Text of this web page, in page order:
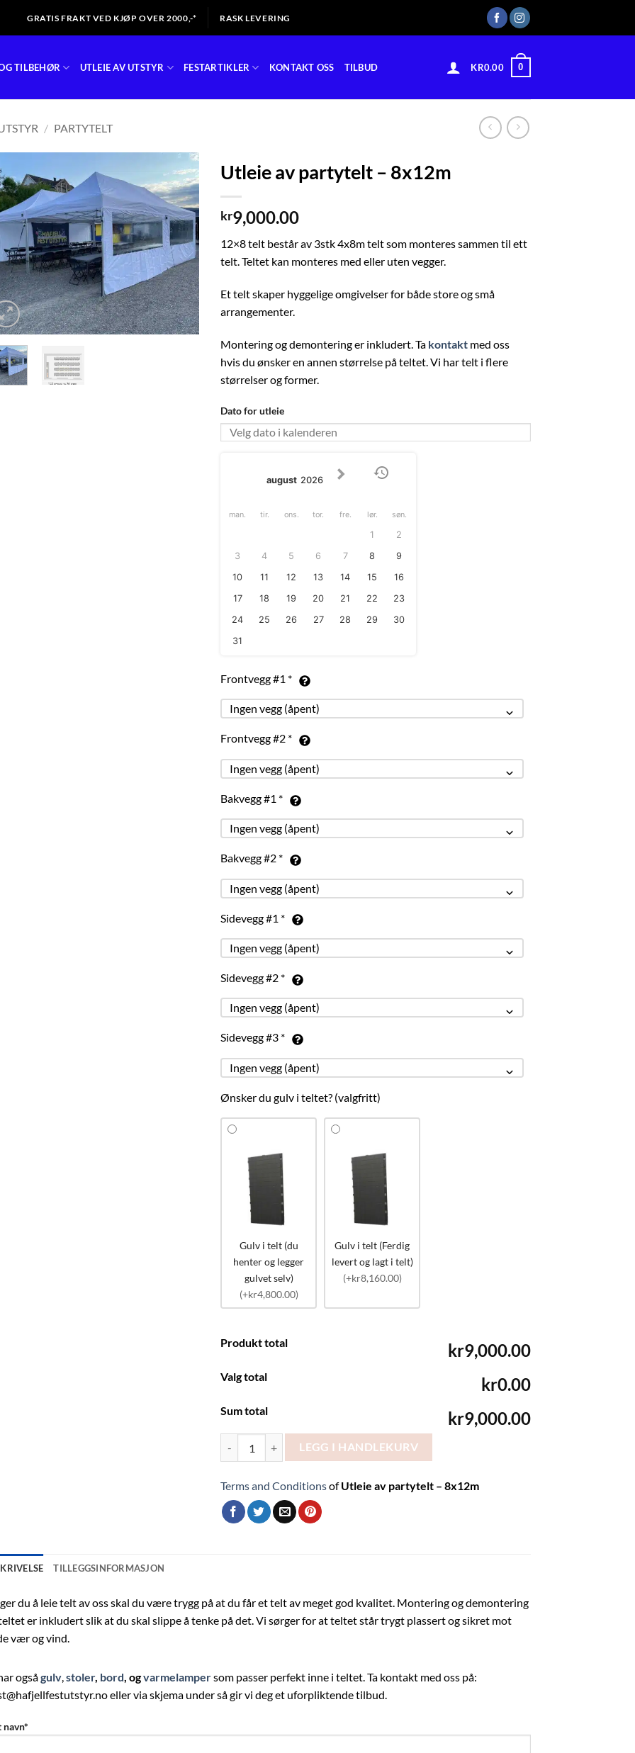
GRATIS FRAKT VED KJØP OVER 2000,-* RASK LEVERING
TILBEHØR UTLEIE AV UTSTYR FESTARTIKLER KONTAKT OSS TILBUD KR0.00 0
/ PARTYTELT
Utleie av partytelt – 8x12m
kr9,000.00
12×8 telt består av 3stk 4x8m telt som monteres sammen til ett
telt. Teltet kan monteres med eller uten vegger.
Et telt skaper hyggelige omgivelser for både store og små
arrangementer.
Montering og demontering er inkludert. Ta kontakt med oss
hvis du ønsker en annen størrelse på teltet. Vi har telt i flere
størrelser og former.
Dato for utleie
august 2026
man. tir. ons. tor. fre. lør. søn.
1
2
3
4 5 6 7 8
9
10
11 12 13 14 15
16
17
18 19 20 21 22
23
24
25 26 27 28 29
30
31
Frontvegg #1 *
Frontvegg #2 *
Bakvegg #1 *
Bakvegg #2 *
Sidevegg #1 *
Sidevegg #2 *
Sidevegg #3 *
Ønsker du gulv i teltet? (valgfritt)
Gulv i telt (du
henter og legger
gulvet selv)
(+kr4,800.00)
Gulv i telt (Ferdig
levert og lagt i telt)
(+kr8,160.00)
Produkt total kr9,000.00
Valg total kr0.00
Sum total kr9,000.00
Utleie av partytelt – 8x12m antall
LEGG I HANDLEKURV
Terms and ConditionsofUtleie av partytelt – 8x12m
TILLEGGSINFORMASJON
du å leie telt av oss skal du være trygg på at du får et telt av meget god kvalitet. Montering og demontering
er inkludert slik at du skal slippe å tenke på det. Vi sørger for at teltet står trygt plassert og sikret mot
vær og vind.
ogsågulv,stoler, bord, ogvarmelampersom passer perfekt inne i teltet. Ta kontakt med oss på:
eller via skjema under så gir vi deg et uforpliktende tilbud.